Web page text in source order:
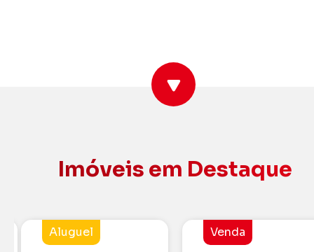
Imóveis em Destaque
Aluguel Venda